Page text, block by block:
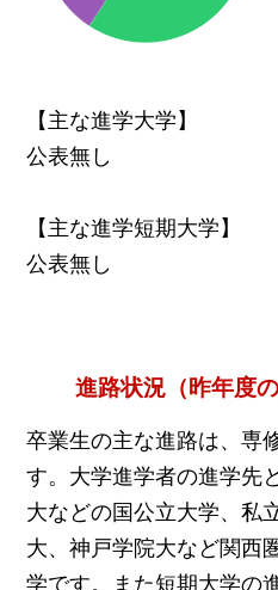
【主な進学大学】
公表無し
【主な進学短期大学】
公表無し
進路状況（昨年度
卒業生の主な進路は、専
す。大学進学者の進学先
大などの国公立大学、私
大、神戸学院大など関西
学です。また短期大学の